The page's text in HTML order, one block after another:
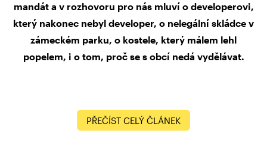
mandát a v rozhovoru pro nás mluví o developerovi,
který nakonec nebyl developer, o nelegální skládce v
zámeckém parku, o kostele, který málem lehl
popelem, i o tom, proč se s obcí nedá vydělávat.
PŘEČÍST CELÝ ČLÁNEK